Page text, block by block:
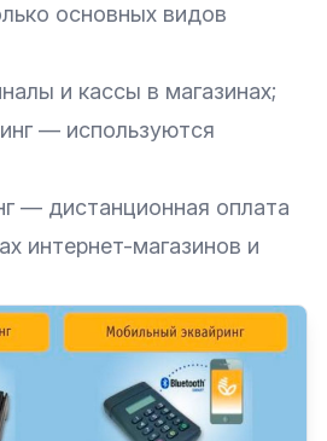
основных видов
и кассы в магазинах;
— используются
— дистанционная оплата
интернет-магазинов и